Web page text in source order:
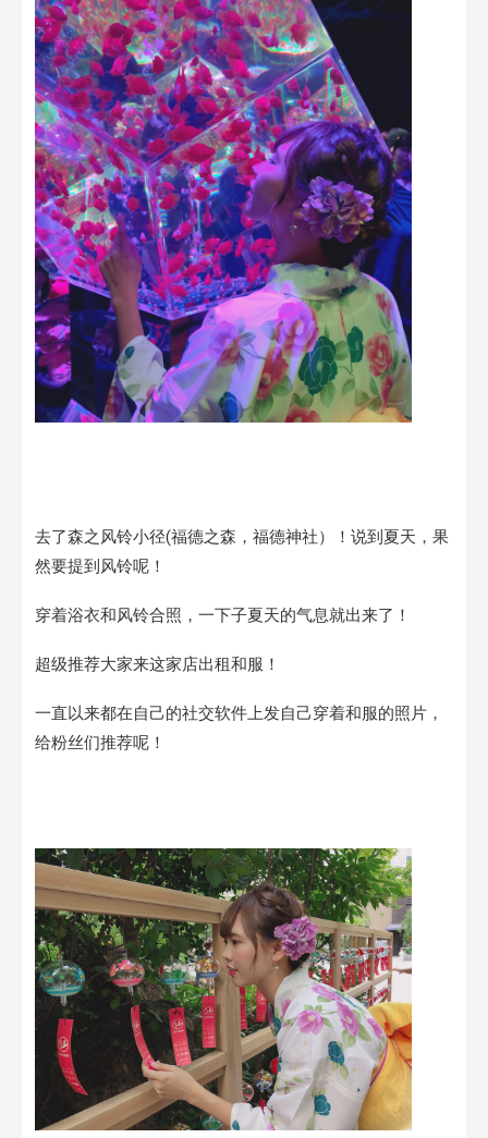
去了森之风铃小径(福德之森，福德神社）！说到夏天，果
然要提到风铃呢！
穿着浴衣和风铃合照，一下子夏天的气息就出来了！
超级推荐大家来这家店出租和服！
一直以来都在自己的社交软件上发自己穿着和服的照片，
给粉丝们推荐呢！